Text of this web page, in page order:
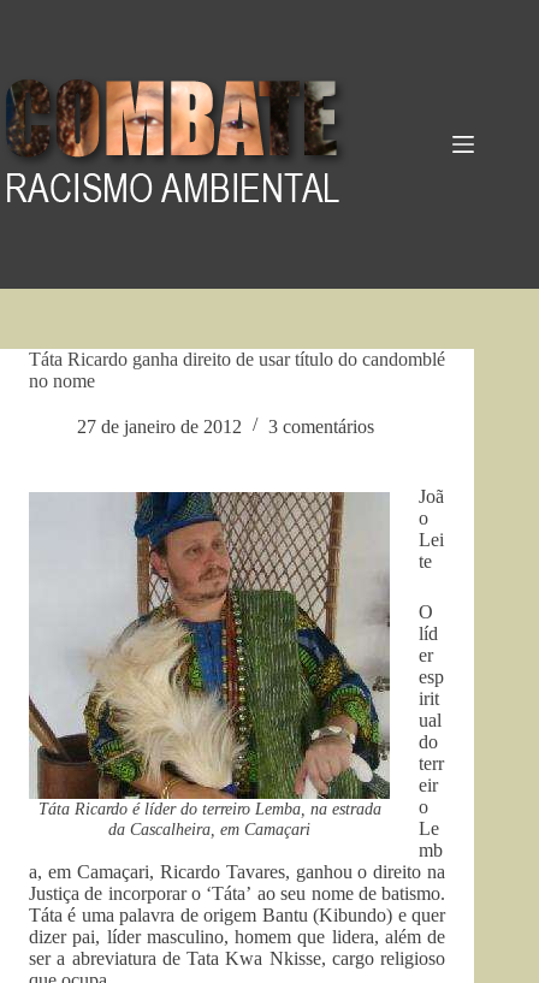
Táta Ricardo ganha direito de usar título do candomblé
no nome
27 de janeiro de 2012 3 comentários
Táta Ricardo é líder do terreiro Lemba, na estrada
da Cascalheira, em Camaçari
Joã
o
Lei
te
O
líd
er
esp
irit
ual
do
terr
eir
o
Le
mb
a, em Camaçari, Ricardo Tavares, ganhou o direito na
Justiça de incorporar o ‘Táta’ ao seu nome de batismo.
Táta é uma palavra de origem Bantu (Kibundo) e quer
dizer pai, líder masculino, homem que lidera, além de
ser a abreviatura de Tata Kwa Nkisse, cargo religioso